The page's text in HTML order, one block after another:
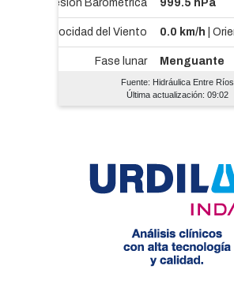
Fuente: Hidráulica Entre Ríos
Última actualización: 09:02